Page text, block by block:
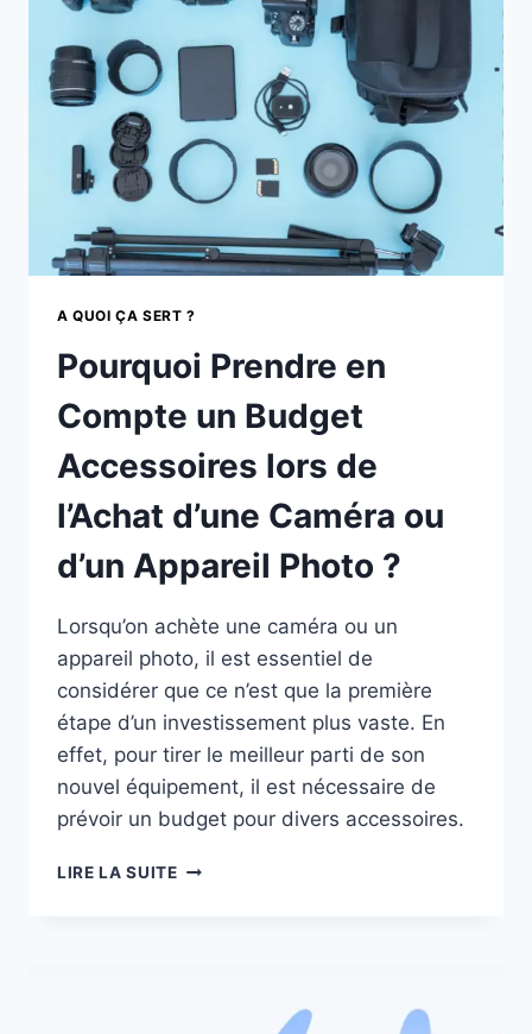
UN
SMARTPHONE
ET
UNE
CAMÉRA
A QUOI ÇA SERT ?
Pourquoi Prendre en
Compte un Budget
Accessoires lors de
l’Achat d’une Caméra ou
d’un Appareil Photo ?
Lorsqu’on achète une caméra ou un
appareil photo, il est essentiel de
considérer que ce n’est que la première
étape d’un investissement plus vaste. En
effet, pour tirer le meilleur parti de son
nouvel équipement, il est nécessaire de
prévoir un budget pour divers accessoires.
LIRE LA SUITEPOURQUOI
ACCESSOIRES